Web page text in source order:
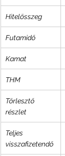
Hitelösszeg
Futamidő
Kamat
THM
Törlesztő
részlet
Teljes
visszafizetendő